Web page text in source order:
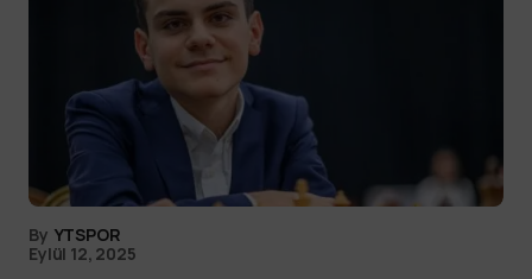
By YTSPOR
Eylül 12, 2025